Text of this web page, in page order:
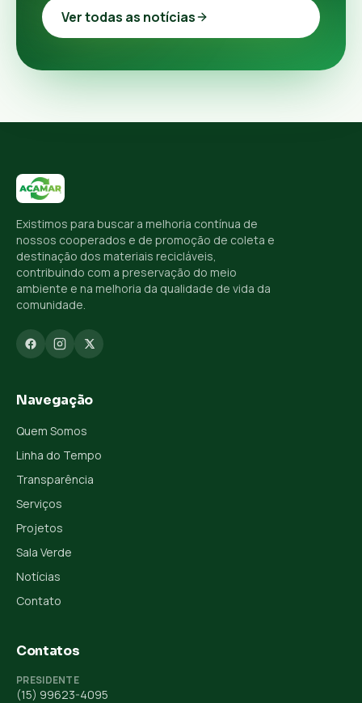
Ver todas as notícias
Existimos para buscar a melhoria contínua de
nossos cooperados e de promoção de coleta e
destinação dos materiais recicláveis,
contribuindo com a preservação do meio
ambiente e na melhoria da qualidade de vida da
comunidade.
Navegação
Quem Somos
Linha do Tempo
Transparência
Serviços
Projetos
Sala Verde
Notícias
Contato
Contatos
PRESIDENTE
(15) 99623-4095